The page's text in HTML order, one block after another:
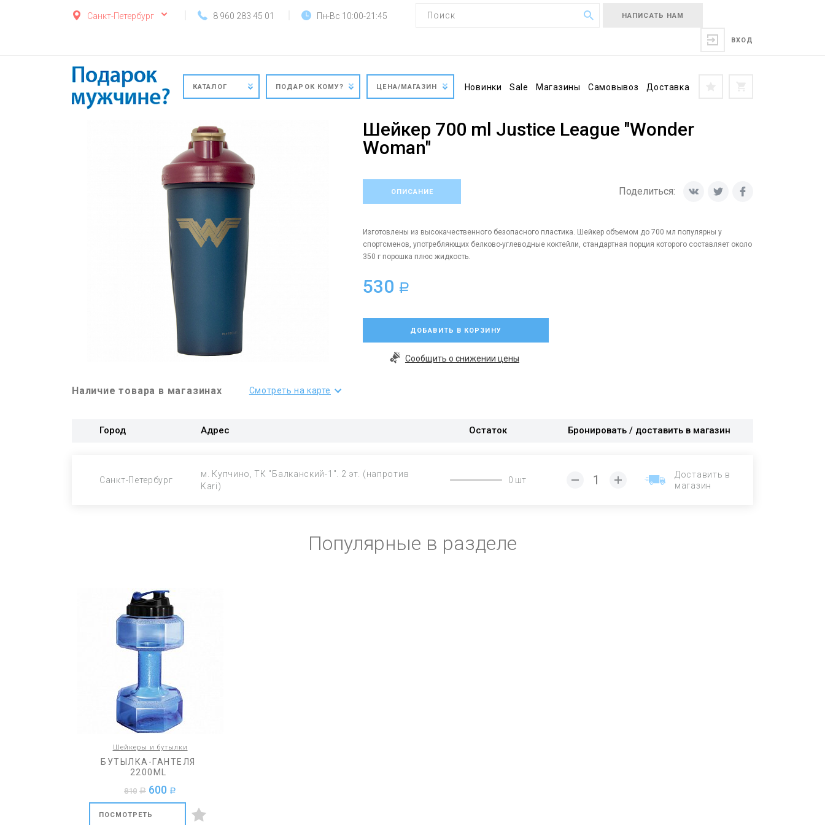
Санкт-Петербург 8 960 283 45 01 Пн-Вс 10:00-21:45 НАПИСАТЬ НАМ
ВХОД
КАТАЛОГ ПОДАРОК КОМУ? ЦЕНА/МАГАЗИН Новинки Sale Магазины Самовывоз Доставка
Шейкер 700 ml Justice League "Wonder
Woman"
ОПИСАНИЕ Поделиться:
Изготовлены из высокачественного безопасного пластика. Шейкер объемом до 700 мл популярны у
спортсменов, употребляющих белково-углеводные коктейли, стандартная порция которого составляет около
350 г порошка плюс жидкость.
530 a
ДОБАВИТЬ В КОРЗИНУ
Сообщить о снижении цены
Наличие товара в магазинах Смотреть на карте
Город Адрес Остаток Бронировать / доставить в магазин
Санкт-Петербург
м. Купчино, ТК "Балканский-1". 2 эт. (напротив
Kari)
0 шт
Доставить в
магазин
Популярные в разделе
Шейкеры и бутылки
БУТЫЛКА-ГАНТЕЛЯ
2200ML
810 a 600 a
ПОСМОТРЕТЬ